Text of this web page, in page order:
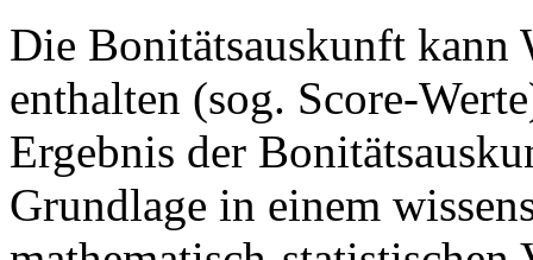
Die Bonitätsauskunft kann
enthalten (sog. Score-
Ergebnis der
Grundlage in einem